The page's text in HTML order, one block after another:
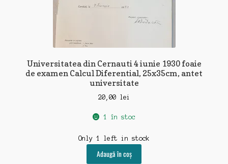
Universitatea din Cernauti 4 iunie 1930 foaie
de examen Calcul Diferential, 25x35cm, antet
universitate
20,00 lei
1 în stoc
Only 1 left in stock
Adaugă în coș